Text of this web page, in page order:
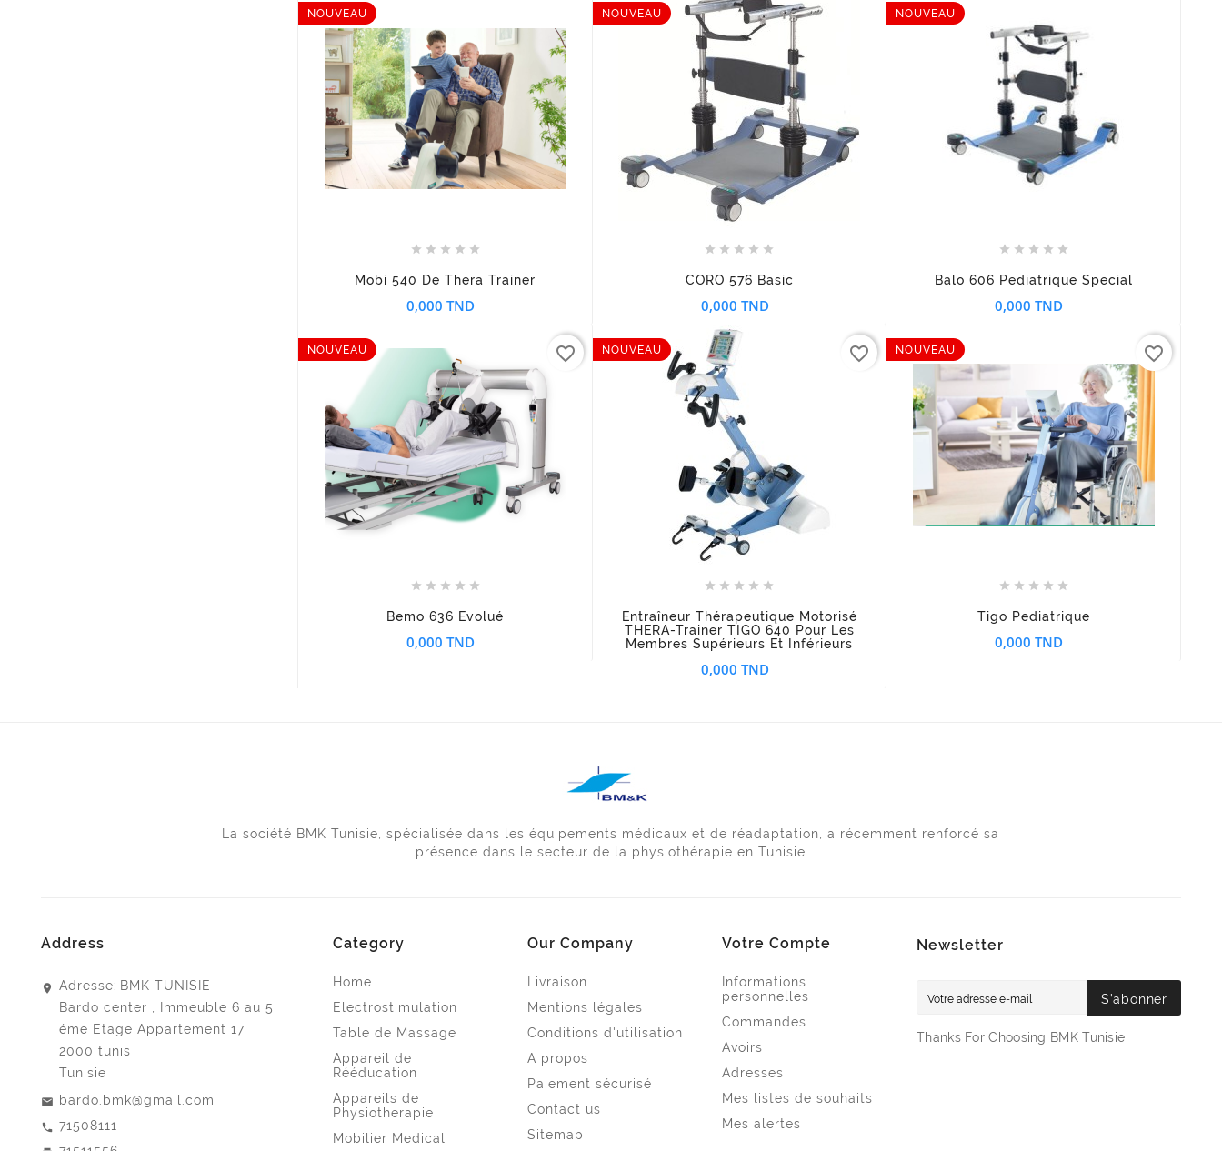
NOUVEAU
    
Mobi 540 De Thera Trainer
0,000 TND
NOUVEAU
 
    
CORO 576 Basic
0,000 TND
NOUVEAU
    
Balo 606 Pediatrique Special
0,000 TND
NOUVEAU
    
Bemo 636 Evolué
0,000 TND
favorite_border NOUVEAU

    
Entraîneur Thérapeutique Motorisé
THERA-Trainer TIGO 640 Pour Les
Membres Supérieurs Et Inférieurs
0,000 TND
favorite_border NOUVEAU
    
Tigo Pediatrique
0,000 TND
favorite_border
La société BMK Tunisie, spécialisée dans les équipements médicaux et de réadaptation, a récemment renforcé sa
présence dans le secteur de la physiothérapie en Tunisie
Address
Adresse: BMK TUNISIE
Bardo center , Immeuble 6 au 5
éme Etage Appartement 17
2000 tunis
Tunisie
bardo.bmk@gmail.com
71508111
Category
Home
Electrostimulation
Table de Massage
Appareil de
Rééducation
Appareils de
Physiotherapie
Mobilier Medical
Our Company
Livraison
Mentions légales
Conditions d'utilisation
A propos
Paiement sécurisé
Contact us
Sitemap
Votre Compte
Informations
personnelles
Commandes
Avoirs
Adresses
Mes listes de souhaits
Mes alertes
Newsletter
S’abonner
Thanks For Choosing BMK Tunisie